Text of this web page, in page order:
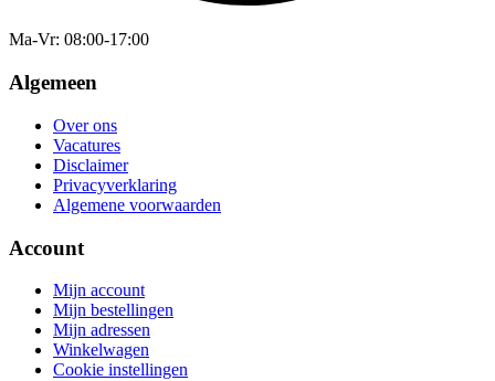
Ma-Vr: 08:00-17:00
Algemeen
Over ons
Vacatures
Disclaimer
Privacyverklaring
Algemene voorwaarden
Account
Mijn account
Mijn bestellingen
Mijn adressen
Winkelwagen
Cookie instellingen